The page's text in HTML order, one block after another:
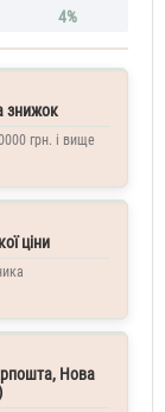
4%
знижок
грн. і вище
ціни
Нова